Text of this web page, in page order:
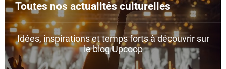
Toutes nos actualités culturelles
Idées, inspirations et temps forts à découvrir sur
le blog Upcoop